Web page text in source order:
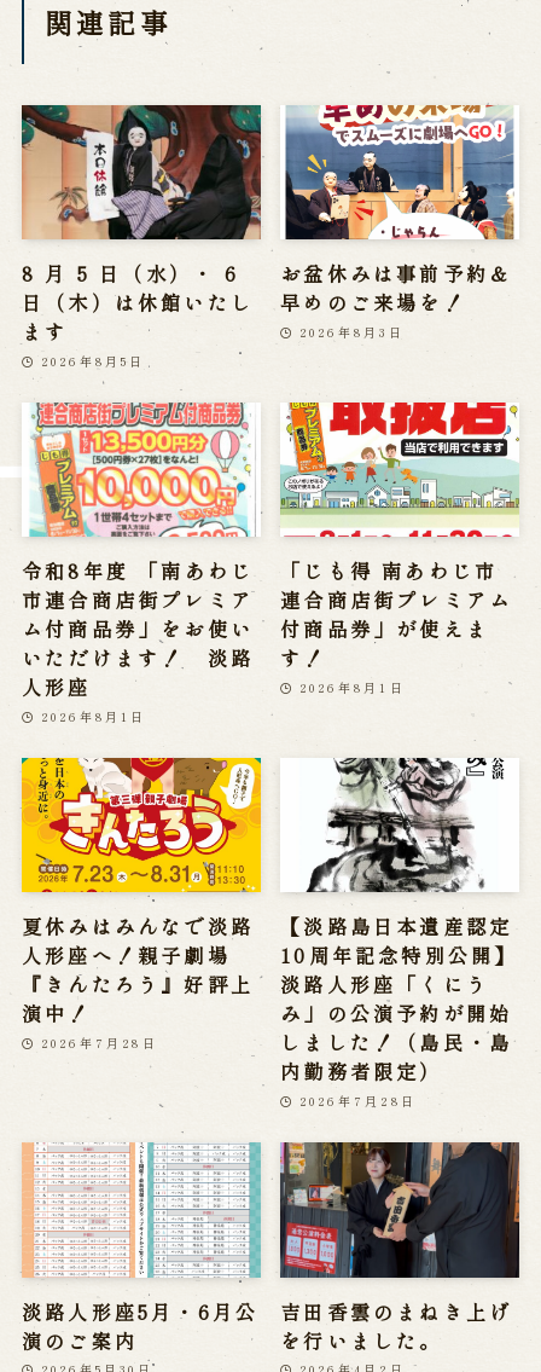
WEB予約
メールフォームから予約
お電話で予約
求人情報
※株式会社うずのくに南あわじの求人情報ページへ移動します
関連施設
通販サイトうずのくに
道の駅うずしお
うずの丘大鳴門橋記念館
関連記事
8 月 5 日（水）・ 6
日（木）は休館いたし
ます
2026年8月5日
お盆休みは事前予約＆
早めのご来場を！
2026年8月3日
令和8年度 「南あわじ
市連合商店街プレミア
ム付商品券」をお使い
いただけます！ 淡路
人形座
2026年8月1日
「じも得 南あわじ市
連合商店街プレミアム
付商品券」が使えま
す！
2026年8月1日
夏休みはみんなで淡路
人形座へ！親子劇場
『きんたろう』好評上
演中！
2026年7月28日
【淡路島日本遺産認定
10周年記念特別公開】
淡路人形座「くにう
み」の公演予約が開始
しました！（島民・島
内勤務者限定）
2026年7月28日
淡路人形座5月・6月公
演のご案内
吉田香雲のまねき上げ
を行いました。